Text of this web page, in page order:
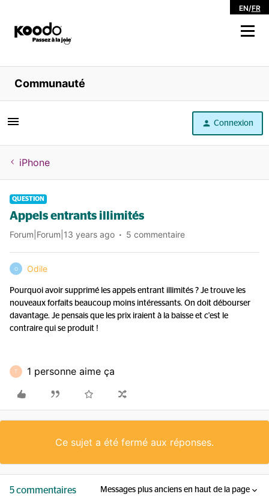
EN/FR
Magasiner
Libre service
Aide
Communauté
Connexion
iPhone
QUESTION
Appels entrants illimités
Forum|Forum|13 years ago 5 commentaire
O Odile
Pourquoi avoir supprimé les appels entrant illimités ? Je trouve les
nouveaux forfaits beaucoup moins intéressants. On doit débourser
davantage. Je pensais que les prix iraient à la baisse et c'est le
contraire qui se produit !
T 1 personne aime ça
Ce sujet a été fermé aux réponses.
5 commentaires Messages plus anciens en haut de la page